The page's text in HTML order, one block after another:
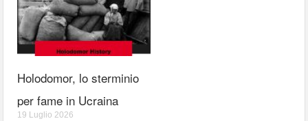
Holodomor, lo sterminio
per fame in Ucraina
19 Luglio 2026